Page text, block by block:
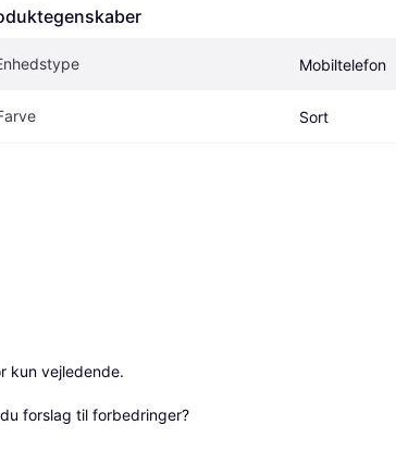
Mobiltelefon
Sort
kun vejledende.
forslag til forbedringer?